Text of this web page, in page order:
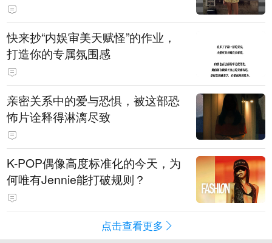
快来抄“内娱审美天赋怪”的作业，
打造你的专属氛围感
亲密关系中的爱与恐惧，被这部恐
怖片诠释得淋漓尽致
K-POP偶像高度标准化的今天，为
何唯有Jennie能打破规则？
点击查看更多